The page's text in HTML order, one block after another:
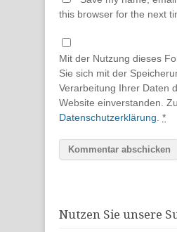
this browser for the next
Mit der Nutzung dieses
Sie sich mit der
Verarbeitung Ihrer Daten
Website einverstanden.
Datenschutzerklärung *
Nutzen Sie unsere